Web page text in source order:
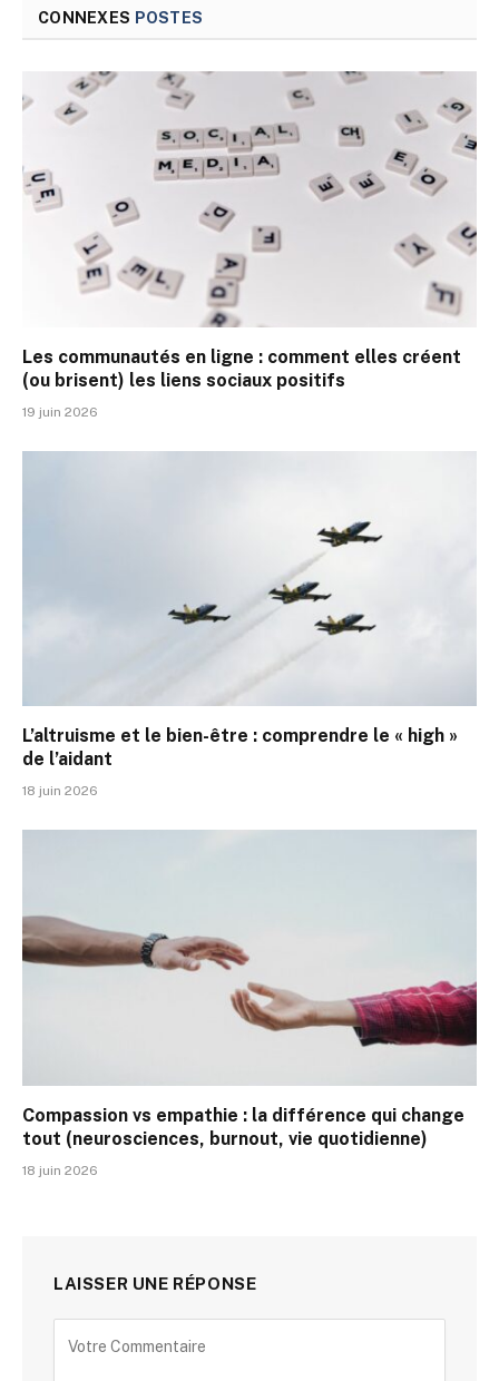
CONNEXES POSTES
Les communautés en ligne : comment elles créent
(ou brisent) les liens sociaux positifs
19 juin 2026
L’altruisme et le bien-être : comprendre le « high »
de l’aidant
18 juin 2026
Compassion vs empathie : la différence qui change
tout (neurosciences, burnout, vie quotidienne)
18 juin 2026
LAISSER UNE RÉPONSE